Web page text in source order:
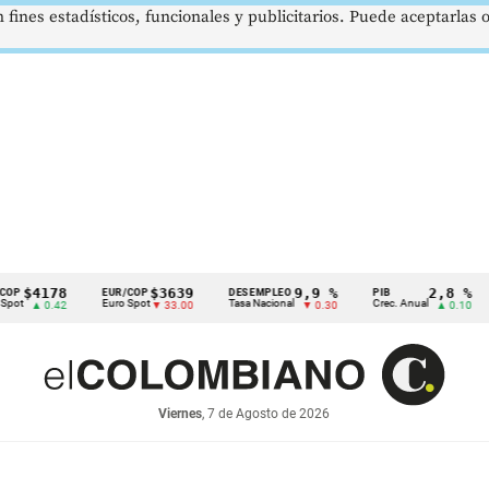
EUR/COP
Euro Spot
$3639
▼ 33.00
DESEMPLEO
Tasa Nacional
9,9 %
▼ 0.30
PIB
Crec. Anual
2,8 %
▲ 0.10
TRM
Tasa
Viernes, 7 de Agosto de 2026
estadísticos, funcionales y publicitarios. Puede aceptarlas